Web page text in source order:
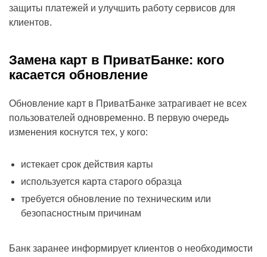
защиты платежей и улучшить работу сервисов для
клиентов.
Замена карт в ПриватБанке: кого
касается обновление
Обновление карт в ПриватБанке затрагивает не всех
пользователей одновременно. В первую очередь
изменения коснутся тех, у кого:
истекает срок действия карты
используется карта старого образца
требуется обновление по техническим или
безопасностным причинам
Банк заранее информирует клиентов о необходимости